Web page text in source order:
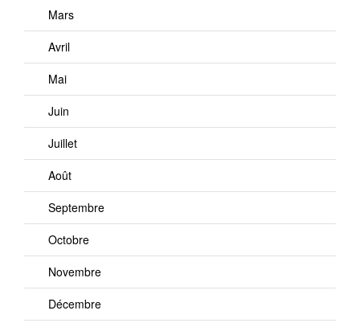
Mars
Avril
Mai
Juin
Juillet
Août
Septembre
Octobre
Novembre
Décembre